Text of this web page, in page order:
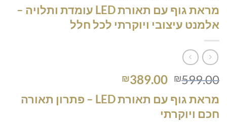
מראת גוף עם תאורת LED עומדת ותלויה –
אלמנט עיצובי ויוקרתי לכל חלל
₪599.00
המחיר
היה:
₪599.00.
₪389.00
הוא: מראת גוף עם תאורת LED – פתרון תאורה
חכם ויוקרתי